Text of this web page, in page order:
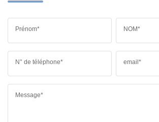
Prénom* NOM*
N° de téléphone* email*
Message*